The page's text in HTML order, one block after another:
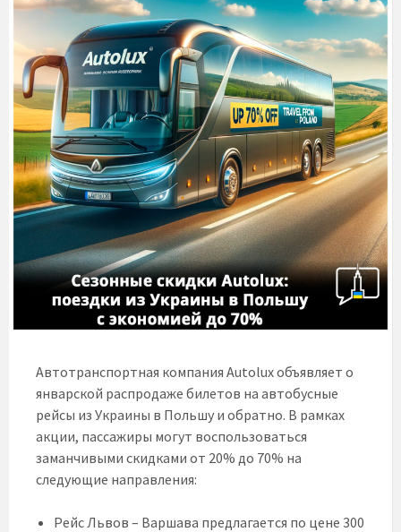
Автотранспортная компания Autolux объявляет о
январской распродаже билетов на автобусные
рейсы из Украины в Польшу и обратно. В рамках
акции, пассажиры могут воспользоваться
заманчивыми скидками от 20% до 70% на
следующие направления:
Рейс Львов – Варшава предлагается по цене 300